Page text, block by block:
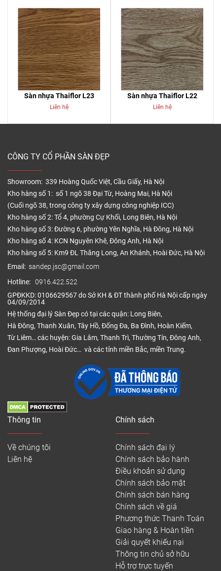
Sàn nhựa Thaiflor L23
Liên hệ
Sàn nhựa Thaiflor L22
Liên hệ
CÔNG TY CỔ PHẦN SÀN ĐẸP
Showroom: 339 Hoàng Quốc Việt, Cầu Giấy, Hà Nội
Kho hàng số 1: số 1 ngõ 38 Đại Từ, Hoàng Mai, Hà Nội
(Cuối ngõ 38, trong công ty xây dựng công nghiệp ICC)
Kho hàng số 2: Tổ 4, phường Cự Khối, Long Biên, Hà Nội
Kho hàng số 3: Đường 6, phường Yên Nghĩa, Hà Đông, Hà Nội
Kho hàng số 4: KCN Nguyên Khê, Đông Anh, Hà Nội
Kho hàng số 5: Km9 ĐL Thăng Long, An Khánh, Hoài Đức, Hà Nội
Email: sandep.jsc@gmail.com
Hotline: 0916.422.522
GPĐKKD: 0106629567 do Sở KH & ĐT thành phố Hà Nội cấp ngày
04/09/2014
Hệ thống đại lý Sàn Đẹp có tại các quận: Long Biên,
Hà Đông, Thanh Xuân, Tây Hồ, Đống Đa, Ba Đình, Hoàn Kiếm,
Từ Liêm… các huyện: Gia Lâm, Thanh Trì, Thường Tín, Đông Anh,
Đan Phượng, Hoài Đức… và các tỉnh miền Bắc, miền Trung.
Thông tin
Về chúng tôi
Liên hệ
Chính sách
Chính sách đại lý
Chính sách bảo hành
Điều khoản sử dụng
Chính sách bảo mật
Chính sách bán hàng
Chính sách về giá
Phương thức Thanh Toán
Giao hàng & Hoàn tiền
Giải quyết khiếu nại
Thông tin chủ sở hữu
Hỗ trợ trực tuyến